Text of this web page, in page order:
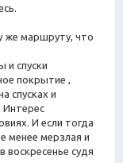
же маршруту, что
и спуски
покрытие ,
спусках и
Интерес
И если тогда
менее мерзлая и
воскресенье судя